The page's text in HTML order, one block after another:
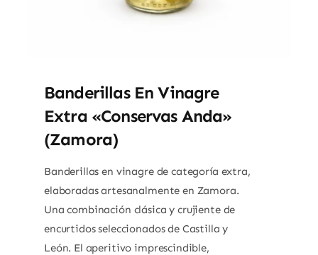
Banderillas En Vinagre
Extra «Conservas Anda»
(Zamora)
Banderillas en vinagre de categoría extra,
elaboradas artesanalmente en Zamora.
Una combinación clásica y crujiente de
encurtidos seleccionados de Castilla y
León. El aperitivo imprescindible,